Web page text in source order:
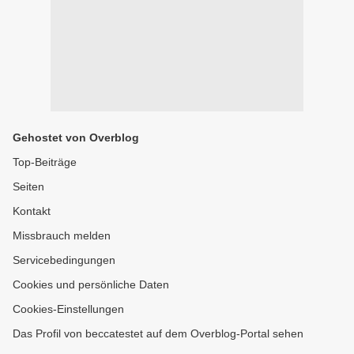
Gehostet von Overblog
Top-Beiträge
Seiten
Kontakt
Missbrauch melden
Servicebedingungen
Cookies und persönliche Daten
Cookies-Einstellungen
Das Profil von beccatestet auf dem Overblog-Portal sehen